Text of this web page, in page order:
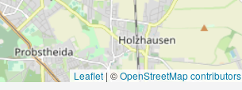
Leaflet | ©OpenStreetMap contributors